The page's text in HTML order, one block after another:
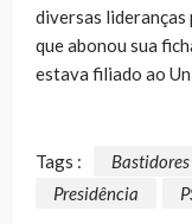
diversas
que abonou sua
estava filiado ao
Tags : Bastidores
Presidência